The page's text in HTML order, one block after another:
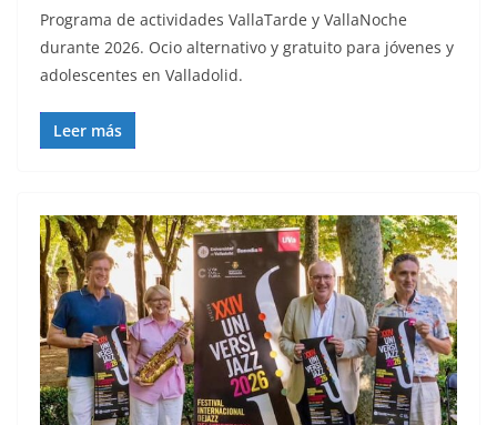
Programa de actividades VallaTarde y VallaNoche
durante 2026. Ocio alternativo y gratuito para jóvenes y
adolescentes en Valladolid.
Leer más